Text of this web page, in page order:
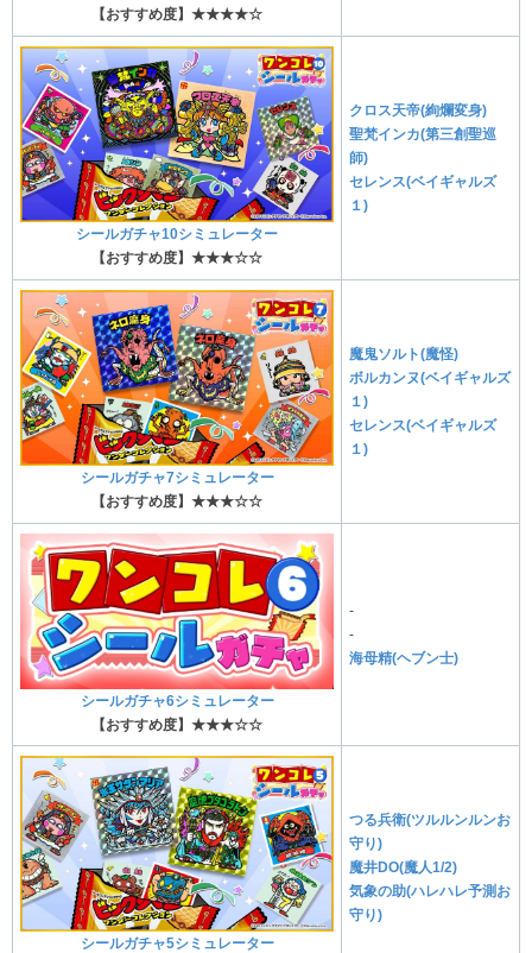
【おすすめ度】★★★★☆
シールガチャ10シミュレーター
【おすすめ度】★★★☆☆
クロス天帝(絢爛変身)
聖梵インカ(第三創聖巡
師)
セレンス(ベイギャルズ
１)
シールガチャ7シミュレーター
【おすすめ度】★★★☆☆
魔鬼ソルト(魔怪)
ボルカンヌ(ベイギャルズ
１)
セレンス(ベイギャルズ
１)
シールガチャ6シミュレーター
【おすすめ度】★★★☆☆
-
-
海母精(ヘブン士)
シールガチャ5シミュレーター
つる兵衛(ツルルンルンお
守り)
魔井DO(魔人1/2)
気象の助(ハレハレ予測お
守り)